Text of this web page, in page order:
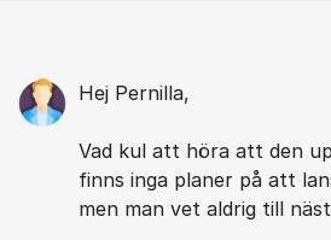
Hej Pernilla,
Vad kul att höra att den
finns inga planer på att
men man vet aldrig till